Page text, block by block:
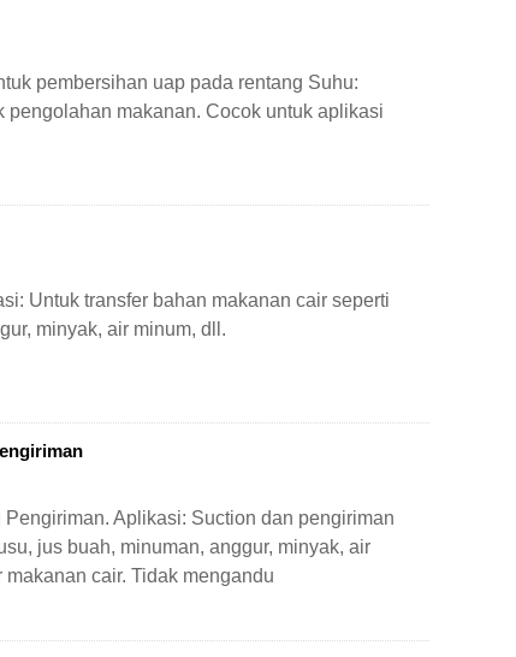
pembersihan uap pada rentang Suhu:
makanan. Cocok untuk aplikasi
Untuk transfer bahan makanan cair seperti
minyak, air minum, dll.
Aplikasi: Suction dan pengiriman
jus buah, minuman, anggur, minyak, air
cair. Tidak mengandu